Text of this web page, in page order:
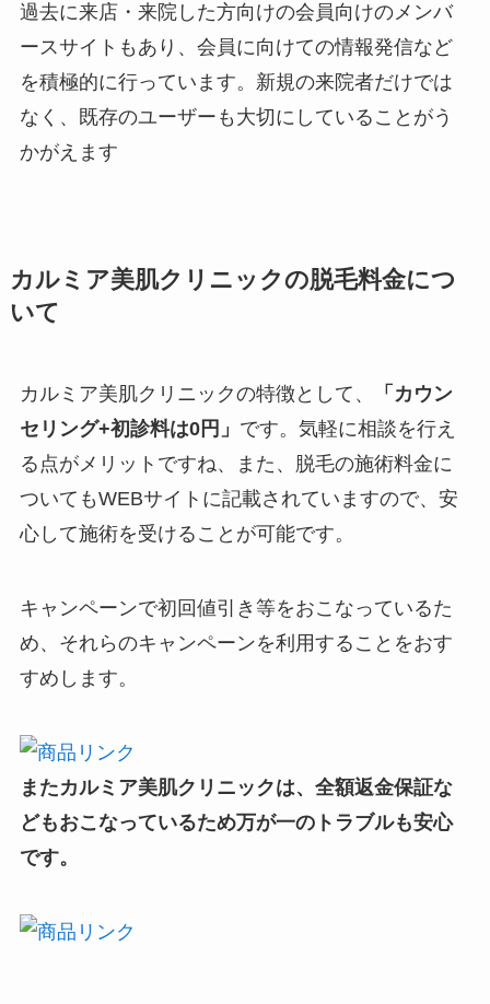
過去に来店・来院した方向けの会員向けのメンバ
ースサイトもあり、会員に向けての情報発信など
を積極的に行っています。新規の来院者だけでは
なく、既存のユーザーも大切にしていることがう
かがえます
カルミア美肌クリニックの脱毛料金につ
いて
カルミア美肌クリニックの特徴として、
「カウン
セリング+初診料は0円」 です。気軽に相談を行え
る点がメリットですね、また、脱毛の施術料金に
ついてもWEBサイトに記載されていますので、安
心して施術を受けることが可能です。
キャンペーンで初回値引き等をおこなっているた
め、それらのキャンペーンを利用することをおす
すめします。
またカルミア美肌クリニックは、全額返金保証な
どもおこなっているため万が一のトラブルも安心
です。